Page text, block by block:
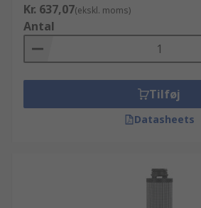
Kr. 637,07(ekskl. moms)
Antal
Tilføj
Datasheets